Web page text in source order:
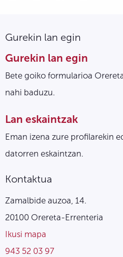
Gurekin lan egin
Gurekin lan egin
Bete goiko formularioa
nahi baduzu.
Lan eskaintzak
Eman izena zure profilarekin
datorren eskaintzan.
Kontaktua
Zamalbide auzoa, 14.
20100 Orereta-Errenteria
Ikusi mapa
943 52 03 97